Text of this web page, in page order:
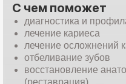
С чем поможет
диагностика и
лечение кариеса
лечение осложнений
отбеливание зубов
восстановление
(реставрация)